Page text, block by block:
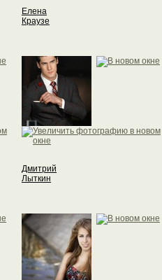
Елена
Краузе
Дмитрий
Лыткин